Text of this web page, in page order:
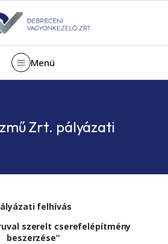
Menü
Zrt. pályázati
felhívás
szerelt cserefelépítmény
beszerzése”